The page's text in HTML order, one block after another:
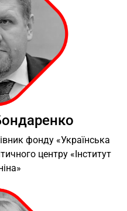
фонду «Українська
центру «Інститут